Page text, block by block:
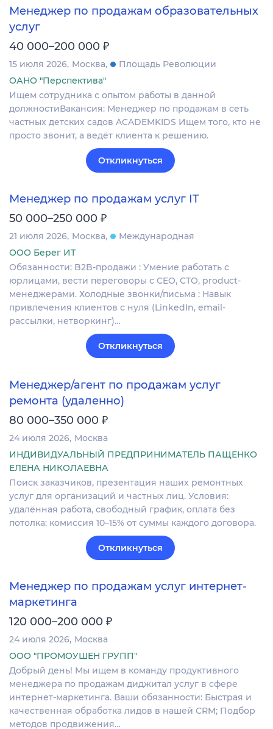
Менеджер по продажам образовательных
услуг
40 000–200 000 ₽
15 июля 2026 Москва
Площадь Революции
ОАНО "Перспектива"
Ищем сотрудника с опытом работы в данной
должностиВакансия: Менеджер по продажам в сеть
частных детских садов ACADEMKIDS Ищем того, кто не
просто звонит, а ведёт клиента к решению.
Откликнуться
Менеджер по продажам услуг IT
50 000–250 000 ₽
21 июля 2026 Москва
Международная
ООО Берег ИТ
Обязанности: B2B-продажи : Умение работать с
юрлицами, вести переговоры с CEO, CTO, product-
менеджерами. Холодные звонки/письма : Навык
привлечения клиентов с нуля (LinkedIn, email-
рассылки, нетворкинг)…
Откликнуться
Менеджер/агент по продажам услуг
ремонта (удаленно)
80 000–350 000 ₽
24 июля 2026 Москва
ИНДИВИДУАЛЬНЫЙ ПРЕДПРИНИМАТЕЛЬ ПАЩЕНКО
ЕЛЕНА НИКОЛАЕВНА
Поиск заказчиков, презентация наших ремонтных
услуг для организаций и частных лиц. Условия:
удалённая работа, свободный график, оплата без
потолка: комиссия 10–15% от суммы каждого договора.
Откликнуться
Менеджер по продажам услуг интернет-
маркетинга
120 000–200 000 ₽
24 июля 2026 Москва
ООО "ПРОМОУШЕН ГРУПП"
Добрый день! Мы ищем в команду продуктивного
менеджера по продажам диджитал услуг в сфере
интернет-маркетинга. Ваши обязанности: Быстрая и
качественная обработка лидов в нашей CRM; Подбор
методов продвижения…